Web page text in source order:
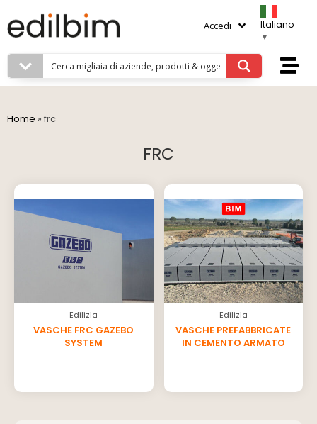
Accedi
Italiano
▼
Home » frc
FRC
Edilizia
VASCHE FRC GAZEBO
SYSTEM
Edilizia
VASCHE PREFABBRICATE
IN CEMENTO ARMATO